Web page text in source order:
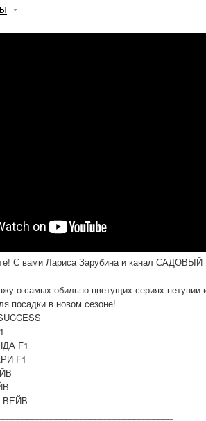
С вами Лариса Зарубина и канал
о самых обильно цветущих сериях петунии
посадки в новом сезоне!
F1
F1
ВЕЙВ